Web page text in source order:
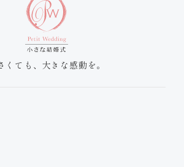
くても、大きな感動を。